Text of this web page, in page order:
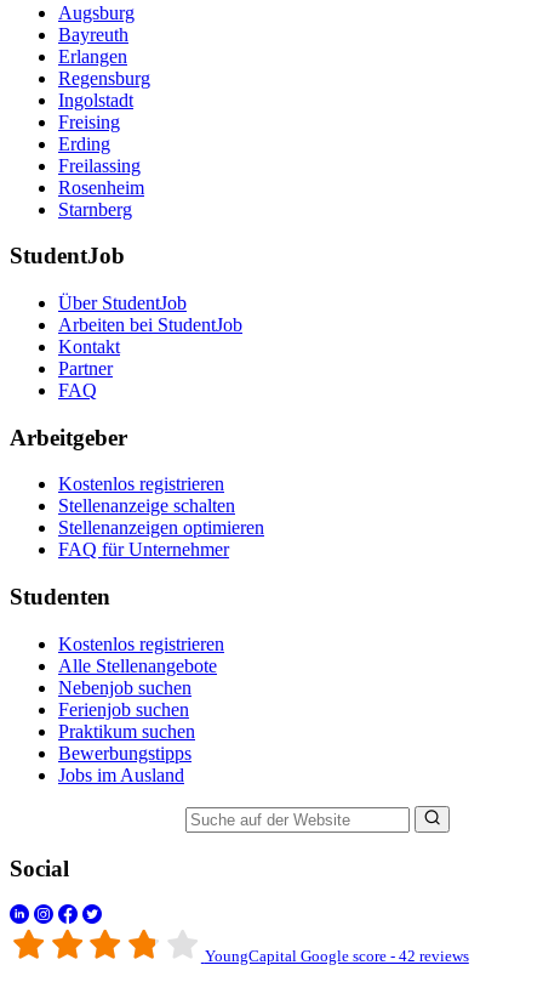
Augsburg
Bayreuth
Erlangen
Regensburg
Ingolstadt
Freising
Erding
Freilassing
Rosenheim
Starnberg
StudentJob
Über StudentJob
Arbeiten bei StudentJob
Kontakt
Partner
FAQ
Arbeitgeber
Kostenlos registrieren
Stellenanzeige schalten
Stellenanzeigen optimieren
FAQ für Unternehmer
Studenten
Kostenlos registrieren
Alle Stellenangebote
Nebenjob suchen
Ferienjob suchen
Praktikum suchen
Bewerbungstipps
Jobs im Ausland
Social
YoungCapital Google score - 42 reviews